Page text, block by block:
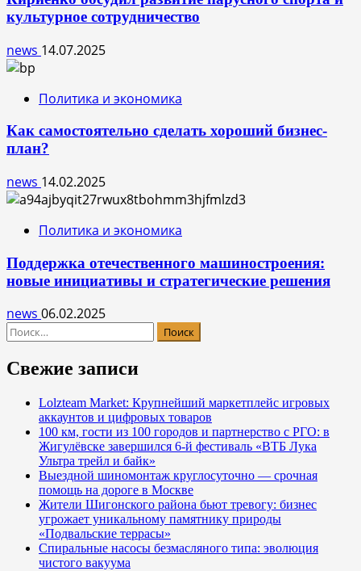
культурное сотрудничество
news 14.07.2025
Политика и экономика
Как самостоятельно сделать хороший бизнес-
план?
news 14.02.2025
Политика и экономика
Поддержка отечественного машиностроения:
новые инициативы и стратегические решения
news 06.02.2025
Найти:
Свежие записи
Lolzteam Market: Крупнейший маркетплейс игровых
аккаунтов и цифровых товаров
100 км, гости из 100 городов и партнерство с РГО: в
Жигулёвске завершился 6-й фестиваль «ВТБ Лука
Ультра трейл и байк»
Выездной шиномонтаж круглосуточно — срочная
помощь на дороге в Москве
Жители Шигонского района бьют тревогу: бизнес
угрожает уникальному памятнику природы
«Подвальские террасы»
Спиральные насосы безмасляного типа: эволюция
чистого вакуума